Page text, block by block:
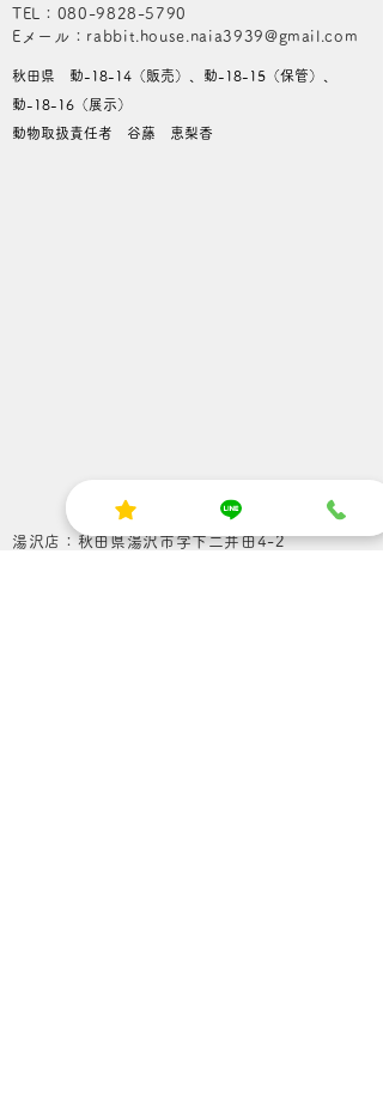
​TEL：080-9828-5790
​Eメール：rabbit.house.naia3939@gmail.com
秋田県 動-18-14（販売）、動-18-15（保管）、
動-18-16（展示）
動物取扱責任者 谷藤 恵梨香
湯沢店：秋田県湯沢市字下二井田4-2